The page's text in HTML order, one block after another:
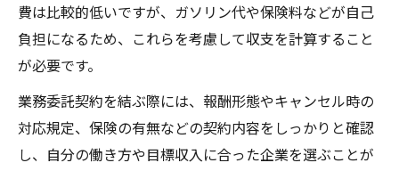
費は比較的低いですが、ガソリン代や保険料などが自己
負担になるため、これらを考慮して収支を計算すること
が必要です。
業務委託契約を結ぶ際には、報酬形態やキャンセル時の
対応規定、保険の有無などの契約内容をしっかりと確認
し、自分の働き方や目標収入に合った企業を選ぶことが